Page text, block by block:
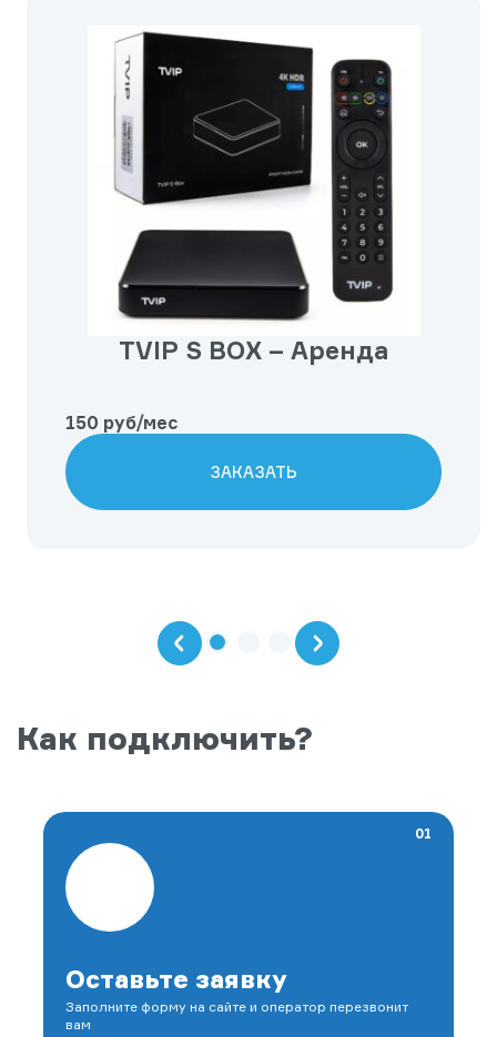
TVIP S BOX – Аренда
150 руб/мес
ЗАКАЗАТЬ
Как подключить?
01
Оставьте заявку
Заполните форму на сайте и оператор перезвонит
вам